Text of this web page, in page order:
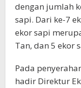
dengan jumlah
sapi. Dari ke-7
ekor sapi
Tan, dan 5 ekor
Pada
hadir Direktur